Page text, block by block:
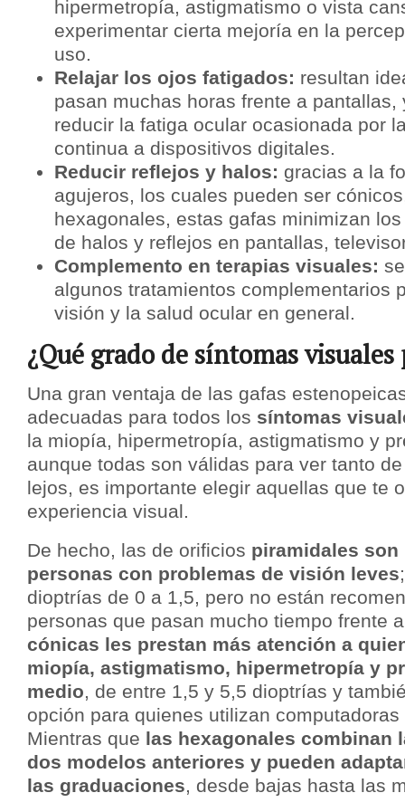
hipermetropía, astigmatismo o vista
experimentar cierta mejoría en la
uso.
Relajar los ojos fatigados: resultan
pasan muchas horas frente a pantallas,
reducir la fatiga ocular ocasionada por
continua a dispositivos digitales.
Reducir reflejos y halos: gracias a la
agujeros, los cuales pueden ser
hexagonales, estas gafas minimizan
de halos y reflejos en pantallas,
Complemento en terapias visuales:
algunos tratamientos complementarios
visión y la salud ocular en general.
¿Qué grado de síntomas
Una gran ventaja de las gafas
adecuadas para todos los síntomas
la miopía, hipermetropía, astigmatismo y
aunque todas son válidas para ver tanto
lejos, es importante elegir aquellas que te
experiencia visual.
De hecho, las de orificios piramidales son
personas con problemas de visión leves
dioptrías de 0 a 1,5, pero no están
personas que pasan mucho tiempo frente
cónicas les prestan más atención a
miopía, astigmatismo, hipermetropía y
medio, de entre 1,5 y 5,5 dioptrías y
opción para quienes utilizan
Mientras que las hexagonales combinan
dos modelos anteriores y pueden
las graduaciones, desde bajas hasta las